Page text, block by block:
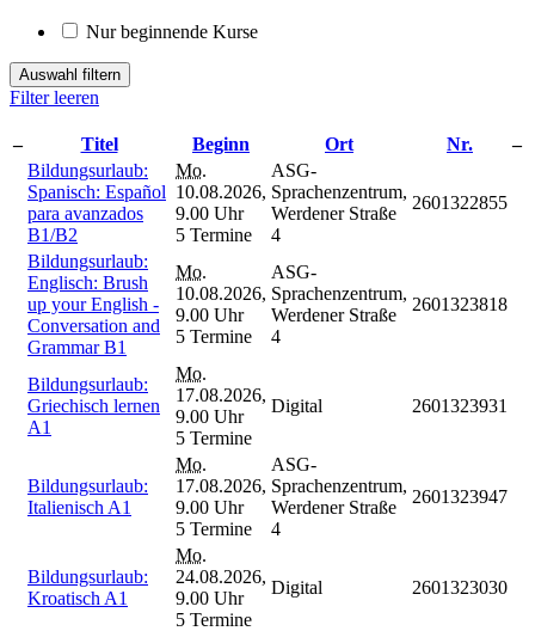
Nur beginnende Kurse
Auswahl filtern
Filter leeren
– Titel Beginn Ort Nr.
–
Bildungsurlaub:
Spanisch: Español
para avanzados
B1/B2
Mo.
10.08.2026,
9.00 Uhr
5 Termine
ASG-
Sprachenzentrum,
Werdener Straße
4
2601322855
Bildungsurlaub:
Englisch: Brush
up your English -
Conversation and
Grammar B1
Mo.
10.08.2026,
9.00 Uhr
5 Termine
ASG-
Sprachenzentrum,
Werdener Straße
4
2601323818
Bildungsurlaub:
Griechisch lernen
A1
Mo.
17.08.2026,
9.00 Uhr
5 Termine
Digital 2601323931
Bildungsurlaub:
Italienisch A1
Mo.
17.08.2026,
9.00 Uhr
5 Termine
ASG-
Sprachenzentrum,
Werdener Straße
4
2601323947
Bildungsurlaub:
Kroatisch A1
Mo.
24.08.2026,
9.00 Uhr
5 Termine
Digital 2601323030